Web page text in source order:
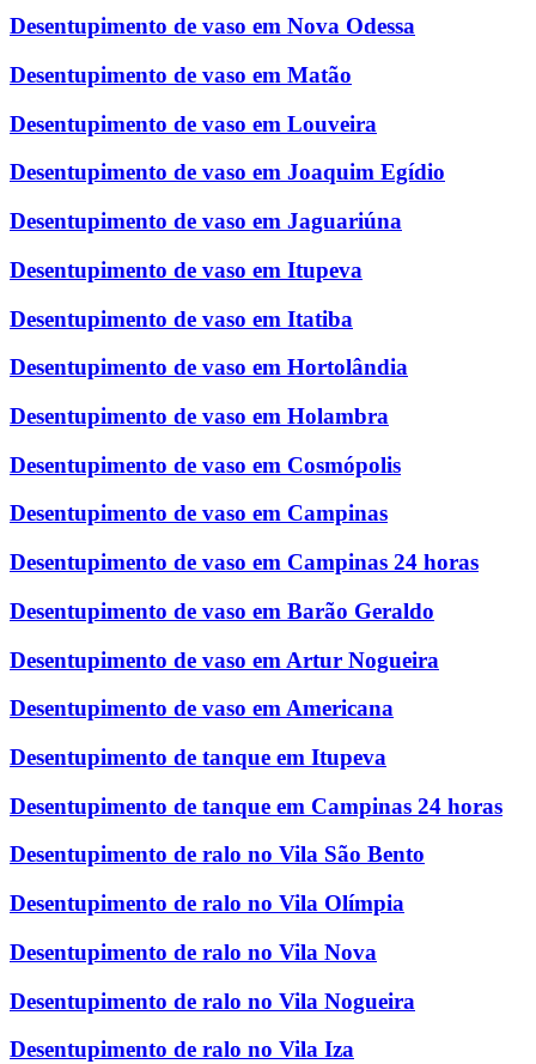
Desentupimento de vaso em Nova Odessa
Desentupimento de vaso em Matão
Desentupimento de vaso em Louveira
Desentupimento de vaso em Joaquim Egídio
Desentupimento de vaso em Jaguariúna
Desentupimento de vaso em Itupeva
Desentupimento de vaso em Itatiba
Desentupimento de vaso em Hortolândia
Desentupimento de vaso em Holambra
Desentupimento de vaso em Cosmópolis
Desentupimento de vaso em Campinas
Desentupimento de vaso em Campinas 24 horas
Desentupimento de vaso em Barão Geraldo
Desentupimento de vaso em Artur Nogueira
Desentupimento de vaso em Americana
Desentupimento de tanque em Itupeva
Desentupimento de tanque em Campinas 24 horas
Desentupimento de ralo no Vila São Bento
Desentupimento de ralo no Vila Olímpia
Desentupimento de ralo no Vila Nova
Desentupimento de ralo no Vila Nogueira
Desentupimento de ralo no Vila Iza